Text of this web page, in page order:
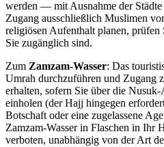
werden — mit Ausnahme der Städte
Zugang ausschließlich Muslimen
religiösen Aufenthalt planen,
Sie zugänglich sind.
Zum Zamzam-Wasser: Das
Umrah durchzuführen und Zugang
erhalten, sofern Sie über die
einholen (der Hajj hingegen
Botschaft oder eine zugelassene
Zamzam-Wasser in Flaschen in Ihr
verboten, unabhängig von der Art